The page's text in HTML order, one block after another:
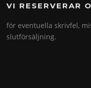
VI RESERVERAR
för eventuella skrivfel,
slutförsäljning.